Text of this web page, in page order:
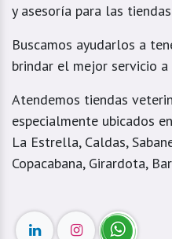
y asesoría para las
Buscamos ayudarlos a
brindar el mejor servicio a
Atendemos tiendas
especialmente ubicados
La Estrella, Caldas,
Copacabana, Girardota,